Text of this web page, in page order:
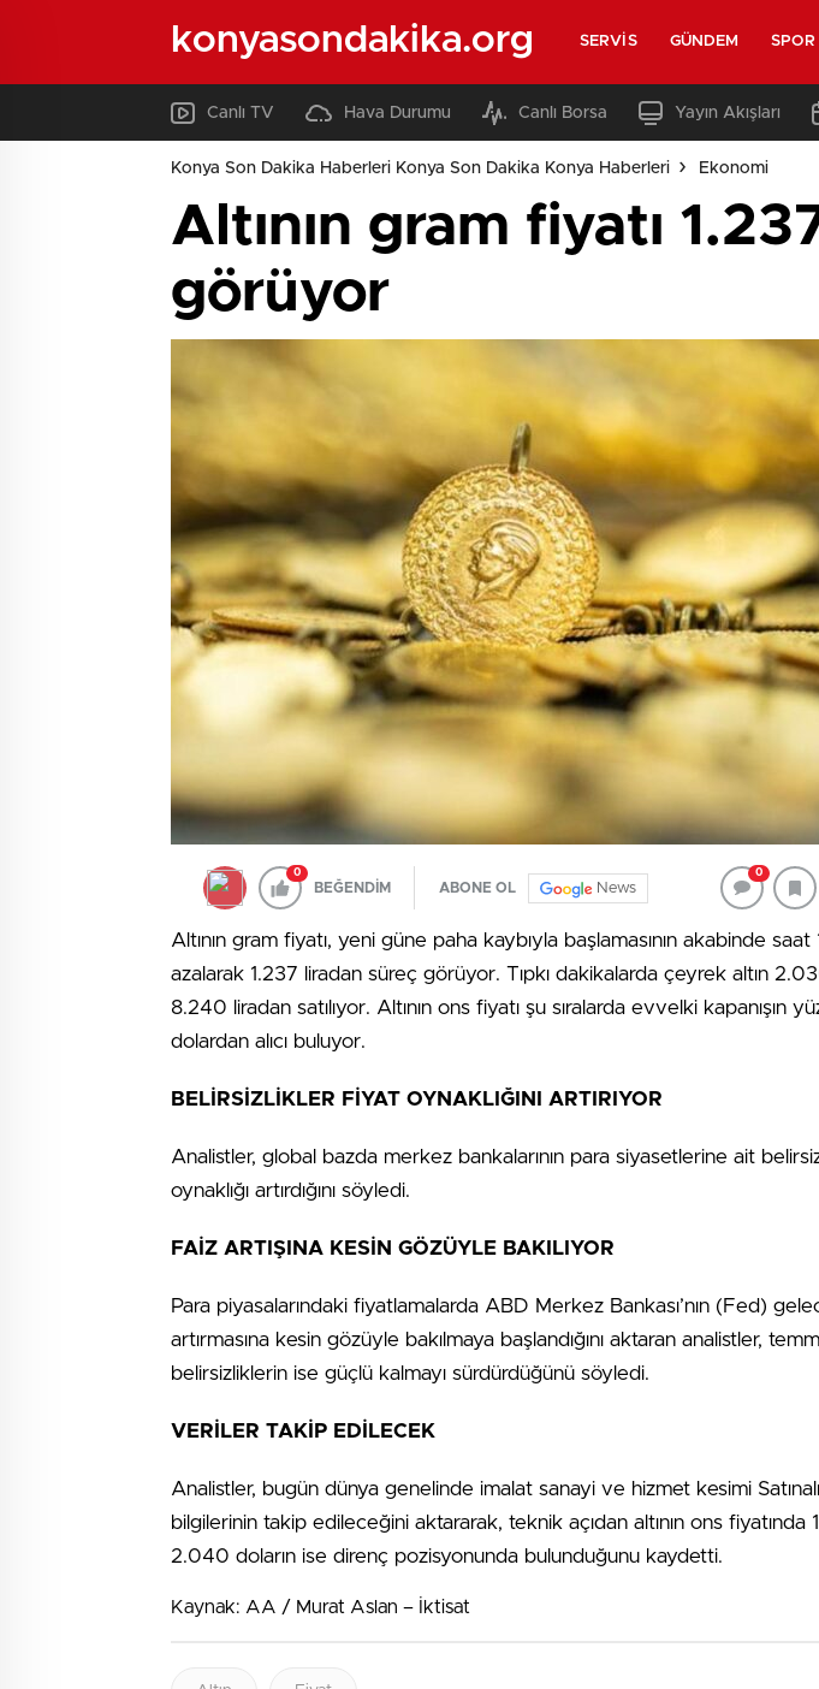
konyasondakika.org SERVIS GÜNDEM SPOR
Canlı TV Hava Durumu Canlı Borsa Yayın Akışları
Konya Son Dakika Haberleri Konya Son Dakika Konya Haberleri Ekonomi
Altının gram fiyatı
görüyor
0
BEĞENDİM ABONE OL News
0
Altının gram fiyatı, yeni güne paha kaybıyla başlamasının akabinde
azalarak 1.237 liradan süreç görüyor. Tıpkı dakikalarda çeyrek altın
8.240 liradan satılıyor. Altının ons fiyatı şu sıralarda evvelki kapanışın
dolardan alıcı buluyor.
BELİRSİZLİKLER FİYAT OYNAKLIĞINI ARTIRIYOR
Analistler, global bazda merkez bankalarının para siyasetlerine ait
oynaklığı artırdığını söyledi.
FAİZ ARTIŞINA KESİN GÖZÜYLE BAKILIYOR
Para piyasalarındaki fiyatlamalarda ABD Merkez Bankası’nın (Fed)
artırmasına kesin gözüyle bakılmaya başlandığını aktaran analistler,
belirsizliklerin ise güçlü kalmayı sürdürdüğünü söyledi.
VERİLER TAKİP EDİLECEK
Analistler, bugün dünya genelinde imalat sanayi ve hizmet kesimi
bilgilerinin takip edileceğini aktararak, teknik açıdan altının ons fiyatında
2.040 doların ise direnç pozisyonunda bulunduğunu kaydetti.
Kaynak: AA / Murat Aslan – İktisat